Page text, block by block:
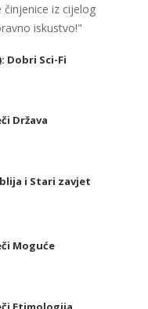
iz cijelog
iskustvo!"
Dobri Sci-Fi
Država
i Stari zavjet
Moguće